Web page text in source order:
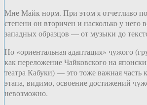
Мне Майк норм. При этом я отчетливо
степени он вторичен и насколько у него
западных образцов — от музыки до
Но «ориентальная адаптация» чужого
как переложение Чайковского на
театра Кабуки) — это тоже важная часть
этапа, видимо, освоение достижений
невозможно.